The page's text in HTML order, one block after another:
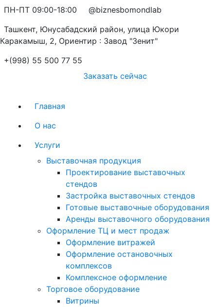
ПН-ПТ 09:00-18:00
@biznesbomondlab
Ташкент, Юнусабадский район, улица Юкори
Каракамыш, 2, Ориентир : Завод "Зенит"
+(998) 55 500 77 55
Заказать сейчас
Главная
О нас
Услуги
Выставочная продукция
Проектирование выставочных
стендов
Застройка выставочных стендов
Готовые выставочные оборудования
Аренды выставочного оборудования
Оформление ТЦ и мест продаж
Оформление витражей
Оформление остановочных
комплексов
Комплексное оформление
Торговое оборудование
Витрины